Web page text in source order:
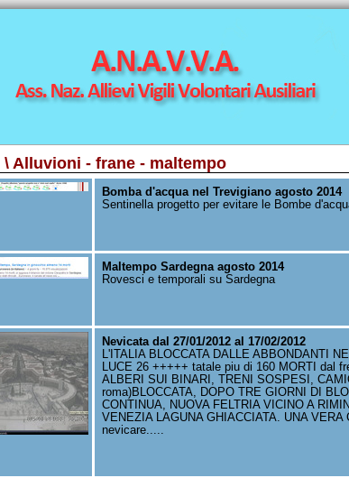
\ Alluvioni - frane - maltempo
Bomba d'acqua nel Trevigiano agosto 2014
Sentinella progetto per evitare le Bombe
Maltempo Sardegna agosto 2014
Rovesci e temporali su Sardegna
Nevicata dal 27/01/2012 al 17/02/2012
L'ITALIA BLOCCATA DALLE ABBONDANTI
LUCE 26 +++++ tatale piu di 160 MORTI dal
ALBERI SUI BINARI, TRENI SOSPESI,
roma)BLOCCATA, DOPO TRE GIORNI DI
CONTINUA, NUOVA FELTRIA VICINO A
VENEZIA LAGUNA GHIACCIATA. UNA
nevicare.....